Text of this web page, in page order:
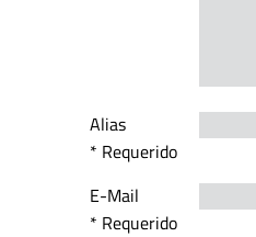
Alias
* Requerido
E-Mail
* Requerido